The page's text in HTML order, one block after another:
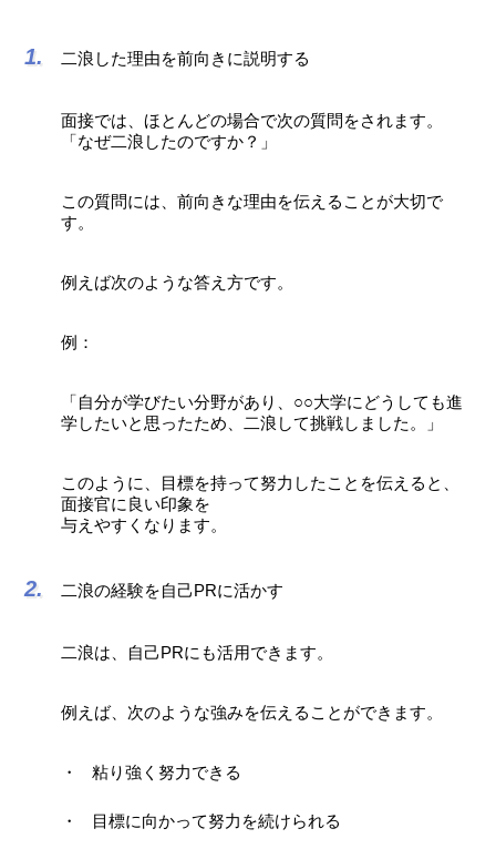
二浪した理由を前向きに説明する
面接では、ほとんどの場合で次の質問をされます。
「なぜ二浪したのですか？」
この質問には、前向きな理由を伝えることが大切で
す。
例えば次のような答え方です。
例：
「自分が学びたい分野があり、○○大学にどうしても進
学したいと思ったため、二浪して挑戦しました。」
このように、目標を持って努力したことを伝えると、
面接官に良い印象を
与えやすくなります。
二浪の経験を自己PRに活かす
二浪は、自己PRにも活用できます。
例えば、次のような強みを伝えることができます。
粘り強く努力できる
目標に向かって努力を続けられる